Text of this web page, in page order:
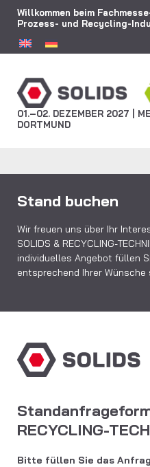
Willkommen beim
Prozess- und Recycling-
01.–02. DEZEMBER 2027 |
DORTMUND
Stand buchen
Wir freuen uns über Ihr
SOLIDS & RECYCLING-
individuelles Angebot füllen
entsprechend Ihrer
RECYCLING-
Bitte füllen Sie das